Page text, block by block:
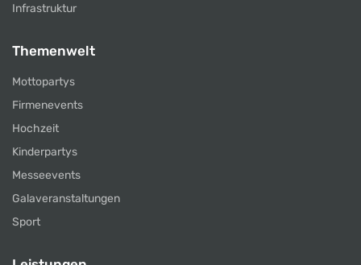
Infrastruktur
Themenwelt
Mottopartys
Firmenevents
Hochzeit
Kinderpartys
Messeevents
Galaveranstaltungen
Sport